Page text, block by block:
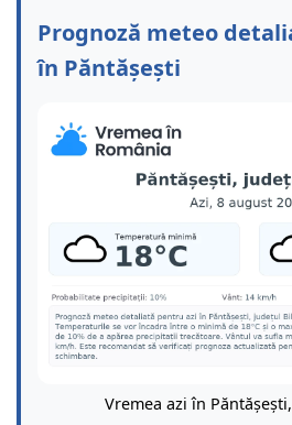
Prognoză meteo
în Păntășești
Vremea azi în